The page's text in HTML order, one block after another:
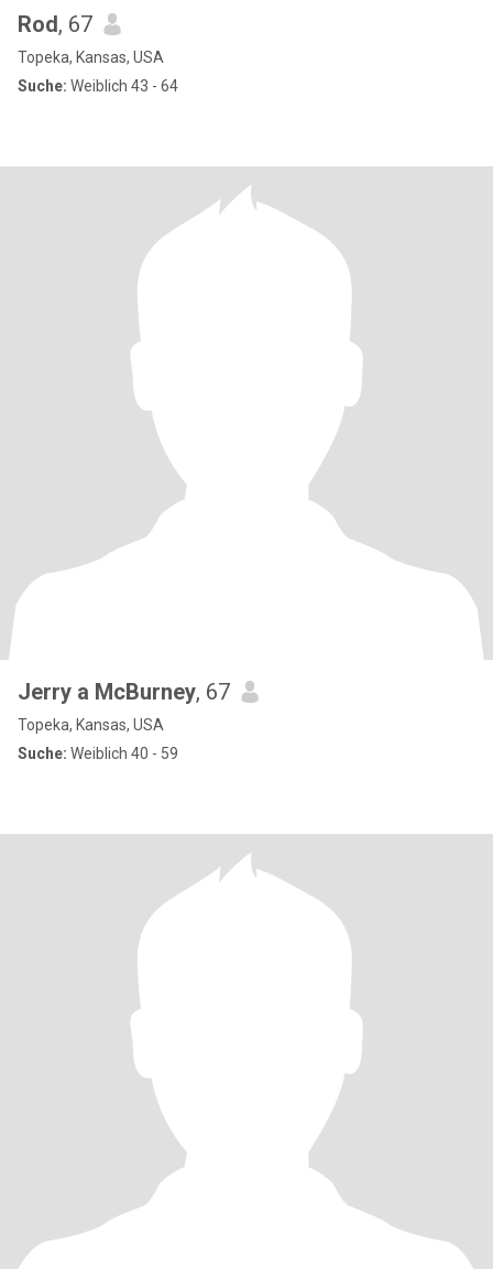
Rod, 67
Topeka, Kansas, USA
Suche: Weiblich 43 - 64
Jerry a McBurney, 67
Topeka, Kansas, USA
Suche: Weiblich 40 - 59